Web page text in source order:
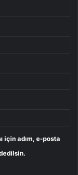
için adım, e-posta